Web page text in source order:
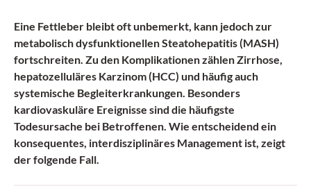
Eine Fettleber bleibt oft unbemerkt, kann jedoch zur
metabolisch dysfunktionellen Steatohepatitis (MASH)
fortschreiten. Zu den Komplikationen zählen Zirrhose,
hepatozelluläres Karzinom (HCC) und häufig auch
systemische Begleiterkrankungen. Besonders
kardiovaskuläre Ereignisse sind die häufigste
Todesursache bei Betroffenen. Wie entscheidend ein
konsequentes, interdisziplinäres Management ist, zeigt
der folgende Fall.